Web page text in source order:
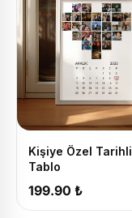
Kişiye Özel Tarihli
Tablo
199.90 ₺